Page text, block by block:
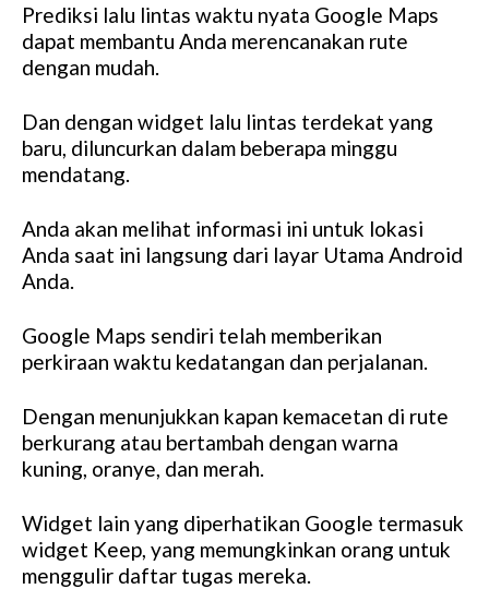
Prediksi lalu lintas waktu nyata Google Maps
dapat membantu Anda merencanakan rute
dengan mudah.
Dan dengan widget lalu lintas terdekat yang
baru, diluncurkan dalam beberapa minggu
mendatang.
Anda akan melihat informasi ini untuk lokasi
Anda saat ini langsung dari layar Utama Android
Anda.
Google Maps sendiri telah memberikan
perkiraan waktu kedatangan dan perjalanan.
Dengan menunjukkan kapan kemacetan di rute
berkurang atau bertambah dengan warna
kuning, oranye, dan merah.
Widget lain yang diperhatikan Google termasuk
widget Keep, yang memungkinkan orang untuk
menggulir daftar tugas mereka.